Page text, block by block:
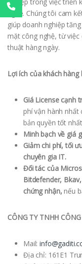
nghệ. Chúng tôi cam
giúp doanh nghiệp
mặt công nghệ, từ
thuật hàng ngày.
Lợi ích của khách
Giá License cạnh
phí vận hành
bản quyền tốt
Minh bạch về giá
Giảm chi phí, tối
chuyên gia IT.
Đối tác của
Bitdefender,
chứng nhận, nếu
CÔNG TY TNHH
Mail:
Địa chỉ: 161E1